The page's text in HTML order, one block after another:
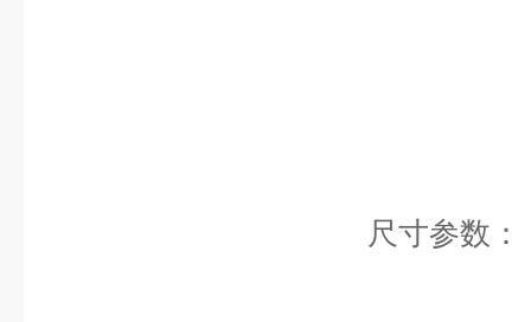
尺寸参数：